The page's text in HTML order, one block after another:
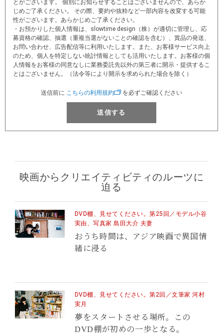
とがございます。 個別にお知らせすることはございませんので、あらか
じめご了承ください。 その際、要約や抜粋など⼀部内容を改変する可能
性がございます。あらかじめご了承ください。
・お預かりした個⼈情報は、slowtime design（株）が適切に管理し、応
募資格の確認、抽選（重複当選がないことの確認を含む）、賞品の発送、
お問い合わせ、広告配信等に利用いたします。また、お客様サービス向上
のため、個⼈を特定しない統計情報としても活用いたします。お客様の個
⼈情報をお客様の同意なしに業務委託先以外の第三者に開示・提供するこ
とはございません。（法令等により開⽰を求められた場合を除く）
送信前に こちらの利用規約 を必ずご確認ください
送信する
映画からクリエイティビティのルーツに
迫る
DVD棚、見せてください。第25回／モデル小谷
実由、写真家 島田大介 夫妻
おうち時間は、アジア映画で異国情
緒に浸る
DVD棚、見せてください。第2回／文筆家 河村
実月
夢をスタートさせる場所。
この
DVD棚が初めの一歩となる。